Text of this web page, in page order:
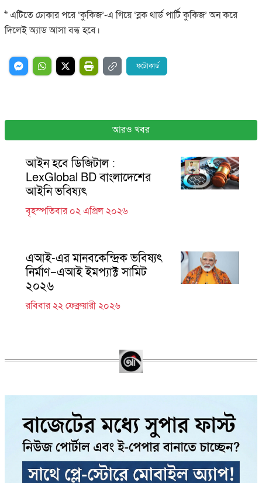
>> এটিতে ঢোকার পরে ‘কুকিজ’-এ গিয়ে ‘ব্লক থার্ড পার্টি কুকিজ’ অন করে
দিলেই অ্যাড আসা বন্ধ হবে।
ফটোকার্ড
আরও খবর
আইন হবে ডিজিটাল :
LexGlobal BD বাংলাদেশের
আইনি ভবিষ্যৎ
বৃহস্পতিবার ০২ এপ্রিল ২০২৬
এআই-এর মানবকেন্দ্রিক ভবিষ্যৎ
নির্মাণ–এআই ইমপ্যাক্ট সামিট
২০২৬
রবিবার ২২ ফেব্রুয়ারী ২০২৬